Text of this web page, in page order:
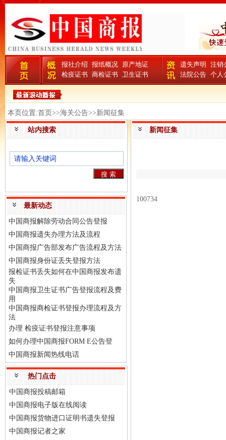
报社介绍 报纸概况 原产地证
检疫证书 商检证书 卫生证书
遗失声明
注销
法院公告 个人
本页位置:首页>>海关公告>>新闻征集
站内搜索
最新动态
中国商报解除劳动合同公告登报
中国商报遗失办理方法及流程
中国商报广告部发布广告流程及方法
中国商报身份证丢失登报方法
报检证书丢失如何在中国商报发布遗
失
中国商报卫生证书广告登报流程及费
用
中国商报商检证书登报办理流程及方
法
办理 检疫证书登报注意事项
如何办理中国商报FORM E公告登
中国商报新闻热线电话
热门点击
中国商报投稿邮箱
中国商报电子版在线阅读
中国商报货物进口证明书遗失登报
中国商报记者之家
新闻征集
100734